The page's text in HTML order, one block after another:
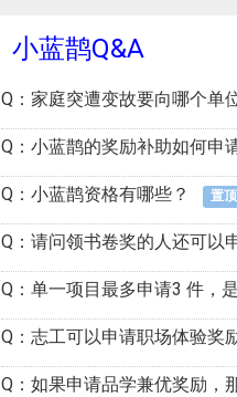
小蓝鹊Q&A
Q：家庭突遭变故要向哪个单
Q：小蓝鹊的奖励补助如何申
Q：小蓝鹊资格有哪些？ 置顶
Q：请问领书卷奖的人还可以
Q：单一项目最多申请3 件，
Q：志工可以申请职场体验奖
Q：如果申请品学兼优奖励，